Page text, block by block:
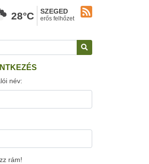
28°C SZEGED
erős felhőzet
név:
rám!